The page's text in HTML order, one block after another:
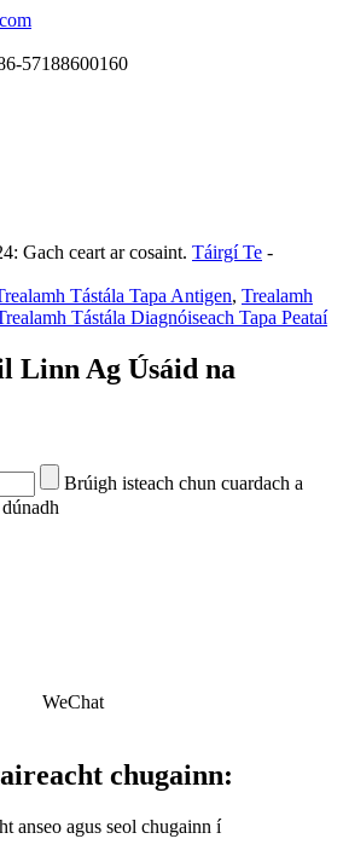
57188600160
Gach ceart ar cosaint. Táirgí Te -
Tástála Tapa Antigen, Trealamh
Tástála Diagnóiseach Tapa Peataí
Linn Ag Úsáid na
Brúigh isteach chun cuardach a
WeChat
chugainn:
anseo agus seol chugainn í